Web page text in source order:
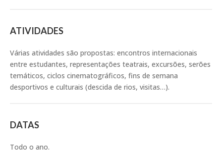
ATIVIDADES
Várias atividades são propostas: encontros internacionais
entre estudantes, representações teatrais, excursões, serões
temáticos, ciclos cinematográficos, fins de semana
desportivos e culturais (descida de rios, visitas…).
DATAS
Todo o ano.